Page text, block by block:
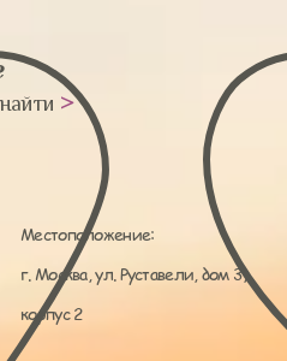
>
Местоположение:
г. Москва, ул. Руставели, дом 3,
корпус 2